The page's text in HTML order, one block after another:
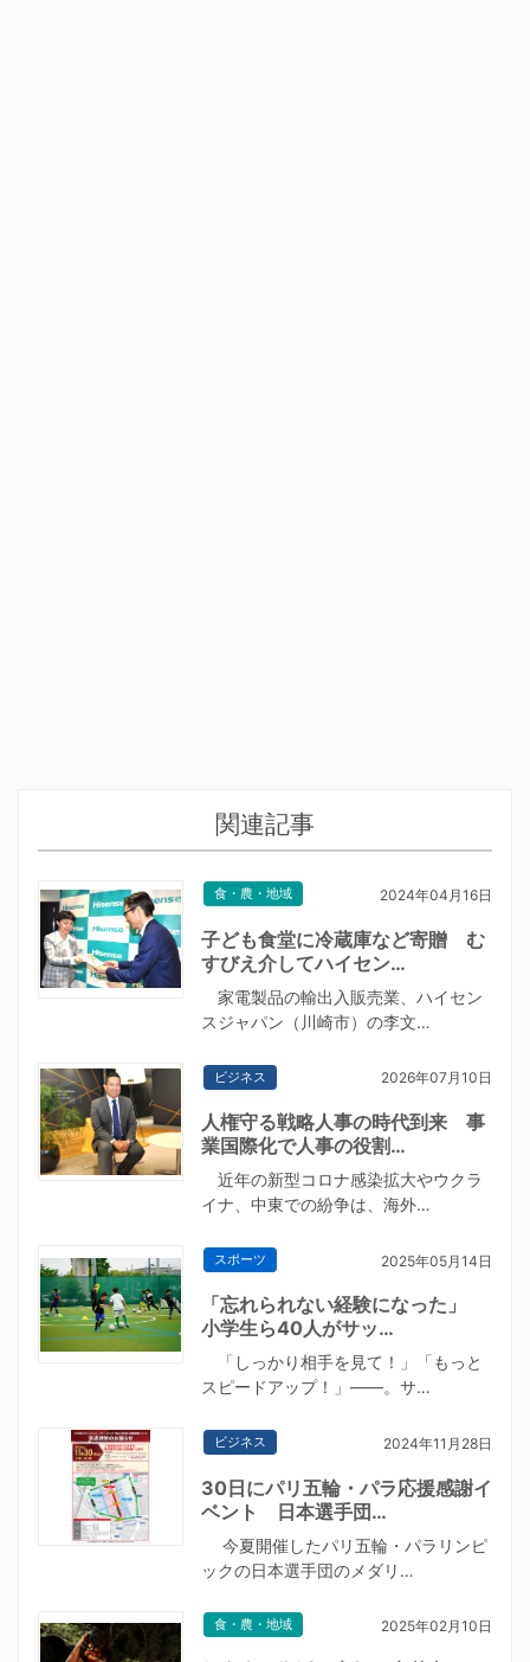
関連記事
食・農・地域 2024年04月16日
子ども食堂に冷蔵庫など寄贈 む
すびえ介してハイセン…
家電製品の輸出入販売業、ハイセン
スジャパン（川崎市）の李文…
ビジネス 2026年07月10日
人権守る戦略人事の時代到来 事
業国際化で人事の役割…
近年の新型コロナ感染拡大やウクラ
イナ、中東での紛争は、海外…
スポーツ 2025年05月14日
「忘れられない経験になった」
小学生ら40人がサッ…
「しっかり相手を見て！」「もっと
スピードアップ！」――。サ…
ビジネス 2024年11月28日
30日にパリ五輪・パラ応援感謝イ
ベント 日本選手団…
今夏開催したパリ五輪・パラリンピ
ックの日本選手団のメダリ…
食・農・地域 2025年02月10日